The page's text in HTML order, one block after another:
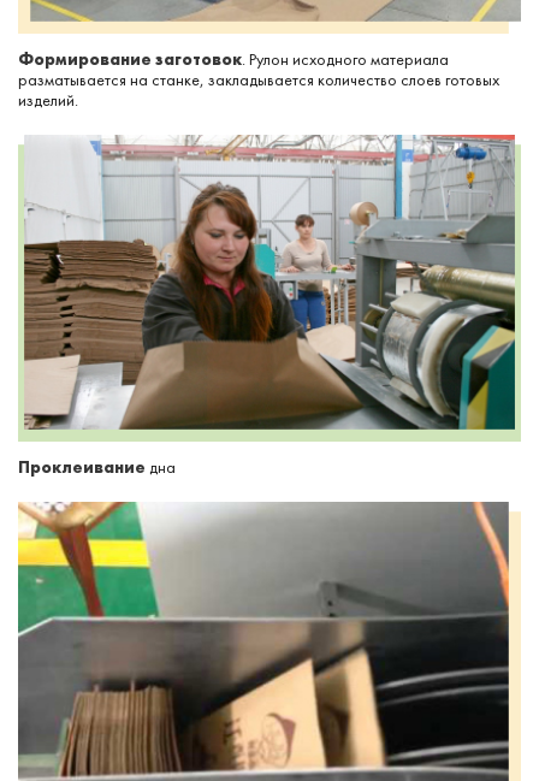
Формирование заготовок. Рулон исходного материала
разматывается на станке, закладывается количество слоев готовых
изделий.
Проклеивание дна